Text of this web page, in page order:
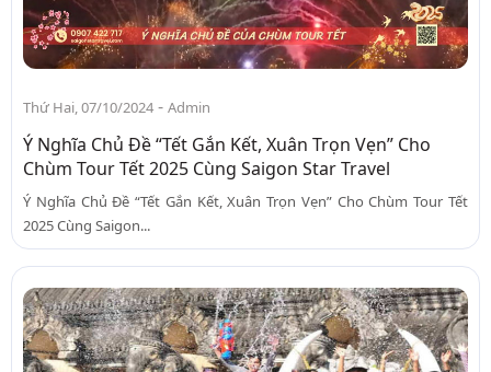
Thứ Hai, 07/10/2024 - Admin
Ý Nghĩa Chủ Đề “Tết Gắn Kết, Xuân Trọn Vẹn” Cho
Chùm Tour Tết 2025 Cùng Saigon Star Travel
Ý Nghĩa Chủ Đề “Tết Gắn Kết, Xuân Trọn Vẹn” Cho Chùm Tour Tết
2025 Cùng Saigon...